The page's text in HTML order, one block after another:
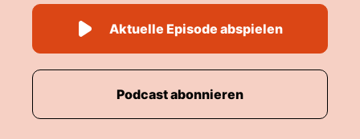
Aktuelle Episode abspielen
Podcast abonnieren